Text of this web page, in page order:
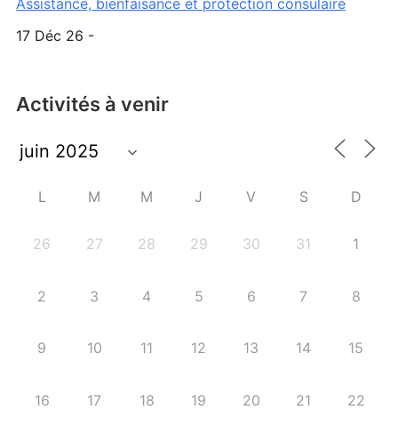
Assistance, bienfaisance et protection consulaire
17 Déc 26 -
Activités à venir
L M M J V S D
26 27 28 29 30 31 1
2 3 4 5 6 7 8
9 10 11 12 13 14 15
16 17 18 19 20 21 22